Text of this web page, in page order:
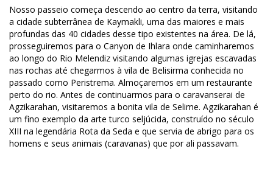
Nosso passeio começa descendo ao centro da terra, visitando
a cidade subterrânea de Kaymakli, uma das maiores e mais
profundas das 40 cidades desse tipo existentes na área. De lá,
prosseguiremos para o Canyon de Ihlara onde caminharemos
ao longo do Rio Melendiz visitando algumas igrejas escavadas
nas rochas até chegarmos à vila de Belisirma conhecida no
passado como Peristrema. Almoçaremos em um restaurante
perto do rio. Antes de continuarmos para o caravanserai de
Agzikarahan, visitaremos a bonita vila de Selime. Agzikarahan é
um fino exemplo da arte turco seljúcida, construído no século
XIII na legendária Rota da Seda e que servia de abrigo para os
homens e seus animais (caravanas) que por ali passavam.